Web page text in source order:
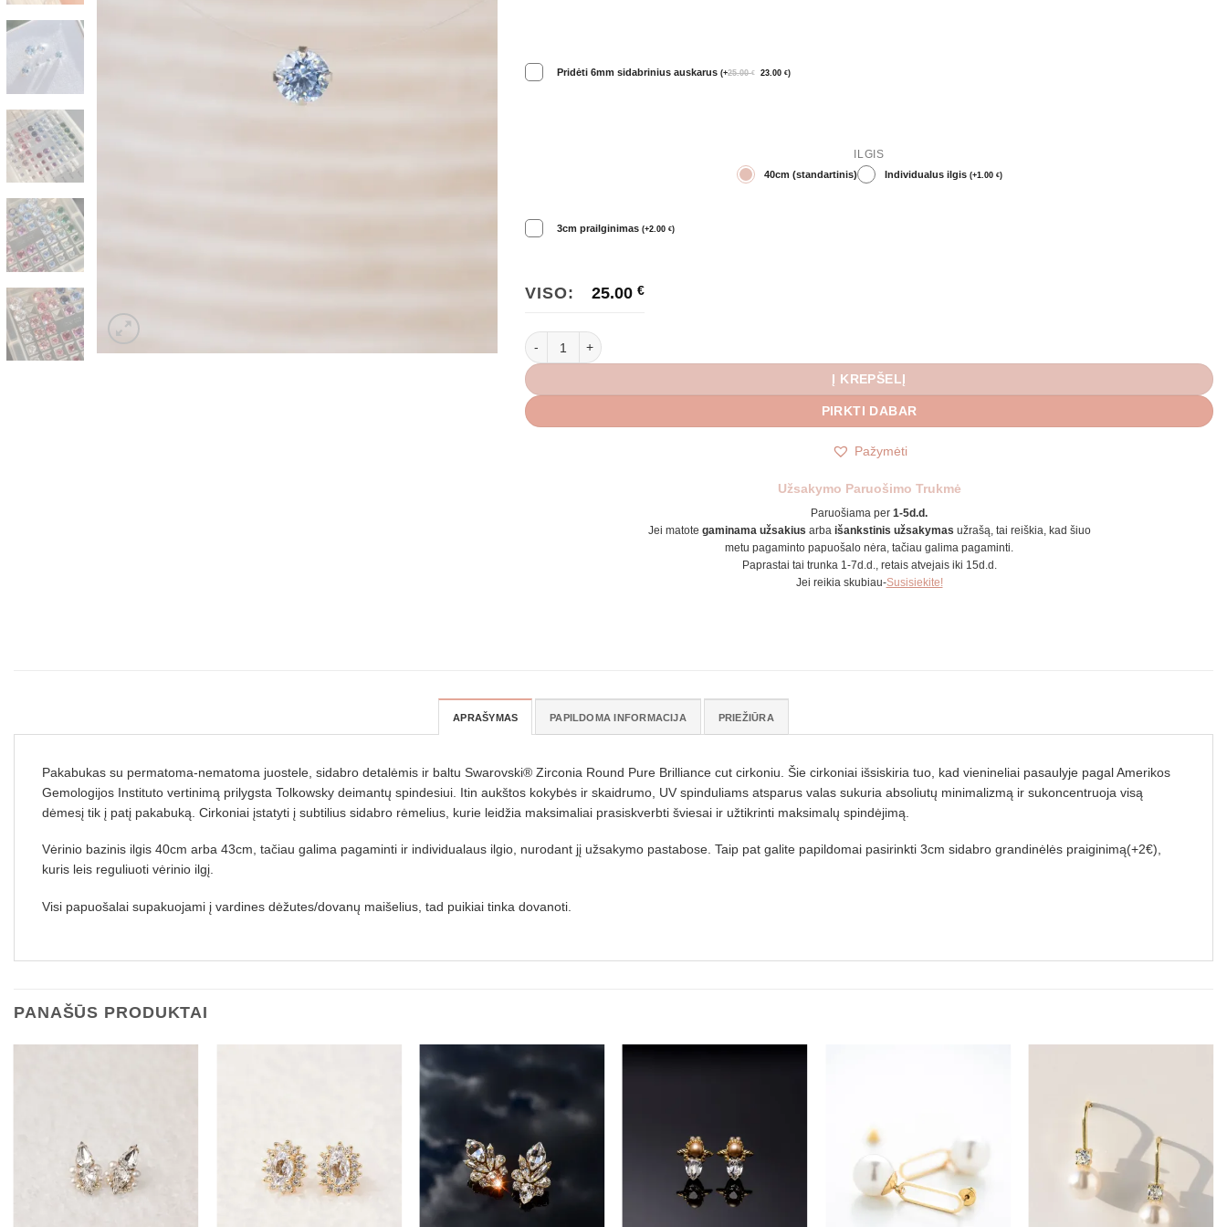
Pridėti 6mm sidabrinius auskarus (+25.00€ 23.00 €)
ILGIS
40cm (standartinis) Individualus ilgis (+1.00 €)
3cm prailginimas (+2.00 €)
VISO: 25.00 €
produkto kiekis: Sidabrinis Invisible vėrinys žydras
Į KREPŠELĮ
PIRKTI DABAR
Pažymėti
Užsakymo Paruošimo Trukmė
Paruošiama per 1-5d.d.
Jei matote gaminama užsakius arba išankstinis užsakymas užrašą, tai reiškia, kad šiuo
metu pagaminto papuošalo nėra, tačiau galima pagaminti.
Paprastai tai trunka 1-7d.d., retais atvejais iki 15d.d.
Jei reikia skubiau-Susisiekite!
APRAŠYMAS PAPILDOMA INFORMACIJA PRIEŽIŪRA
Pakabukas su permatoma-nematoma juostele, sidabro detalėmis ir baltu Swarovski® Zirconia Round Pure Brilliance cut cirkoniu. Šie cirkoniai išsiskiria tuo, kad vienineliai pasaulyje pagal Amerikos
Gemologijos Instituto vertinimą prilygsta Tolkowsky deimantų spindesiui. Itin aukštos kokybės ir skaidrumo, UV spinduliams atsparus valas sukuria absoliutų minimalizmą ir sukoncentruoja visą
dėmesį tik į patį pakabuką. Cirkoniai įstatyti į subtilius sidabro rėmelius, kurie leidžia maksimaliai prasiskverbti šviesai ir užtikrinti maksimalų spindėjimą.
Vėrinio bazinis ilgis 40cm arba 43cm, tačiau galima pagaminti ir individualaus ilgio, nurodant jį užsakymo pastabose. Taip pat galite papildomai pasirinkti 3cm sidabro grandinėlės praiginimą(+2€),
kuris leis reguliuoti vėrinio ilgį.
Visi papuošalai supakuojami į vardines dėžutes/dovanų maišelius, tad puikiai tinka dovanoti.
PANAŠŪS PRODUKTAI